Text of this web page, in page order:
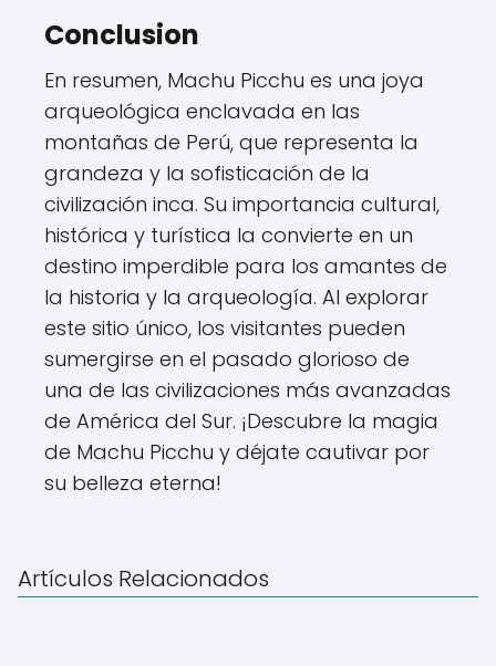
Conclusion
En resumen, Machu Picchu es una joya
arqueológica enclavada en las
montañas de Perú, que representa la
grandeza y la sofisticación de la
civilización inca. Su importancia cultural,
histórica y turística la convierte en un
destino imperdible para los amantes de
la historia y la arqueología. Al explorar
este sitio único, los visitantes pueden
sumergirse en el pasado glorioso de
una de las civilizaciones más avanzadas
de América del Sur. ¡Descubre la magia
de Machu Picchu y déjate cautivar por
su belleza eterna!
Artículos Relacionados